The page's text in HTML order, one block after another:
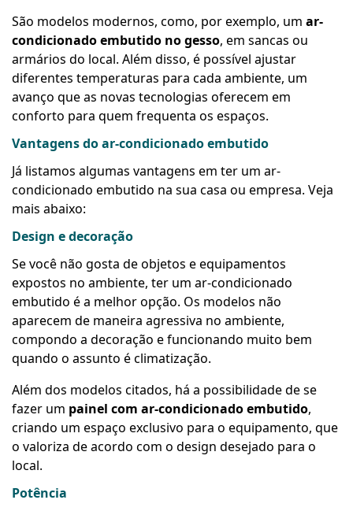
São modelos modernos, como, por exemplo, um ar-
condicionado embutido no gesso, em sancas ou
armários do local. Além disso, é possível ajustar
diferentes temperaturas para cada ambiente, um
avanço que as novas tecnologias oferecem em
conforto para quem frequenta os espaços.
Vantagens do ar-condicionado embutido
Já listamos algumas vantagens em ter um ar-
condicionado embutido na sua casa ou empresa. Veja
mais abaixo:
Design e decoração
Se você não gosta de objetos e equipamentos
expostos no ambiente, ter um ar-condicionado
embutido é a melhor opção. Os modelos não
aparecem de maneira agressiva no ambiente,
compondo a decoração e funcionando muito bem
quando o assunto é climatização.
Além dos modelos citados, há a possibilidade de se
fazer um painel com ar-condicionado embutido,
criando um espaço exclusivo para o equipamento, que
o valoriza de acordo com o design desejado para o
local.
Potência